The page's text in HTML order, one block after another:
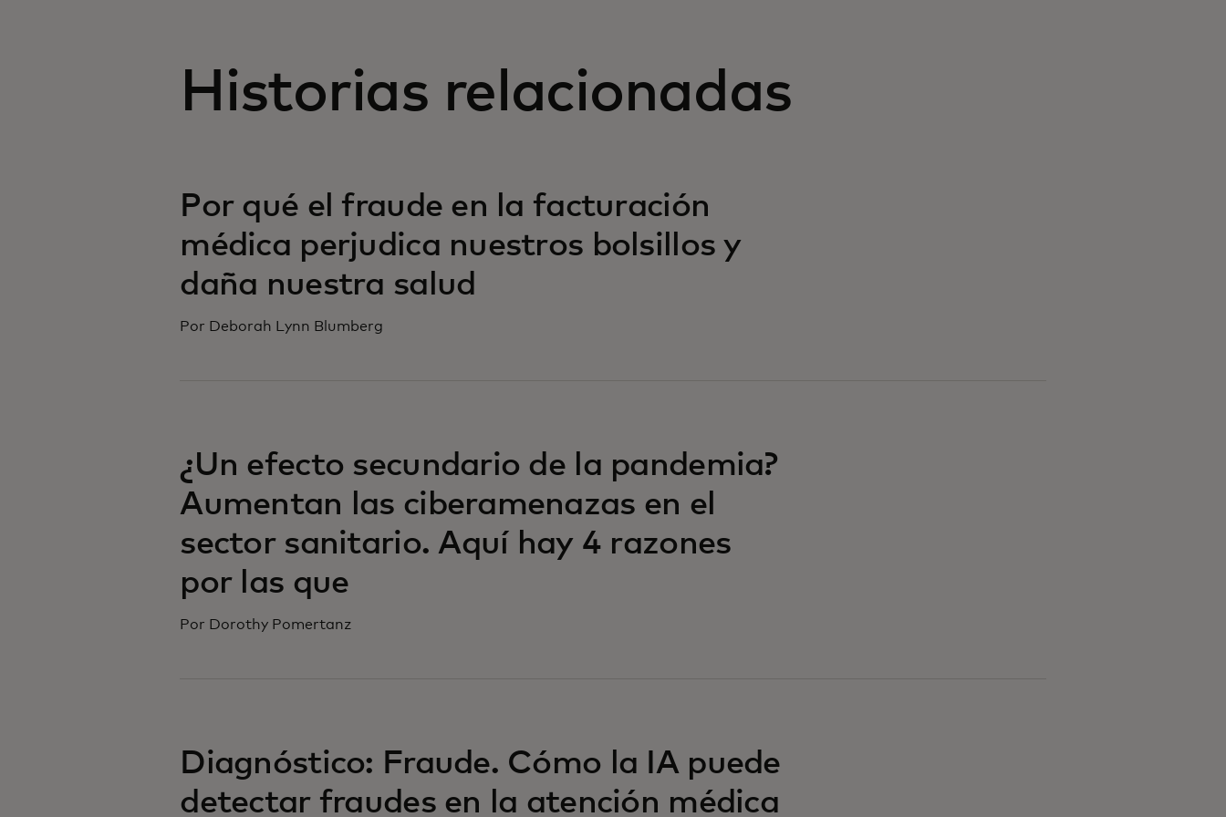
Historias relacionadas
Por qué el fraude en la facturación
médica perjudica nuestros bolsillos y
daña nuestra salud
Por Deborah Lynn Blumberg
¿Un efecto secundario de la pandemia?
Aumentan las ciberamenazas en el
sector sanitario. Aquí hay 4 razones
por las que
Por Dorothy Pomertanz
Diagnóstico: Fraude. Cómo la IA puede
detectar fraudes en la atención médica